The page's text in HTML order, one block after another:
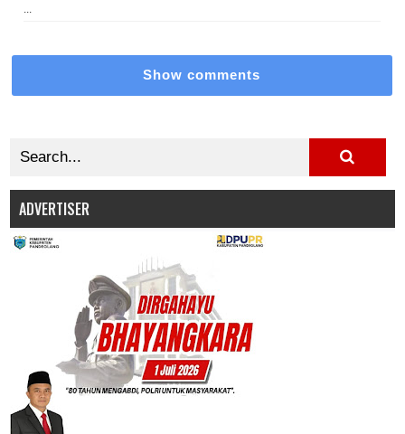
Show comments
ADVERTISER